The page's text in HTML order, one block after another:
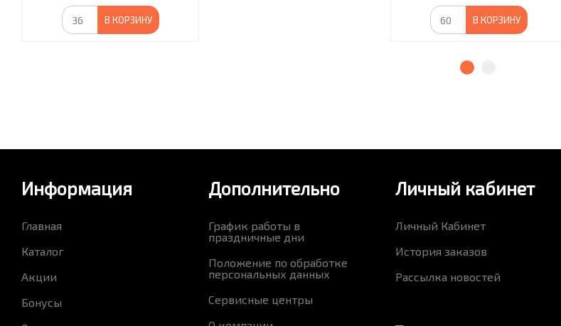
В КОРЗИНУ В КОРЗИНУ
Информация
Главная
Каталог
Акции
Бонусы
Дополнительно
График работы в
праздничные дни
Положение по обработке
персональных данных
Сервисные центры
Личный кабинет
Личный Кабинет
История заказов
Рассылка новостей